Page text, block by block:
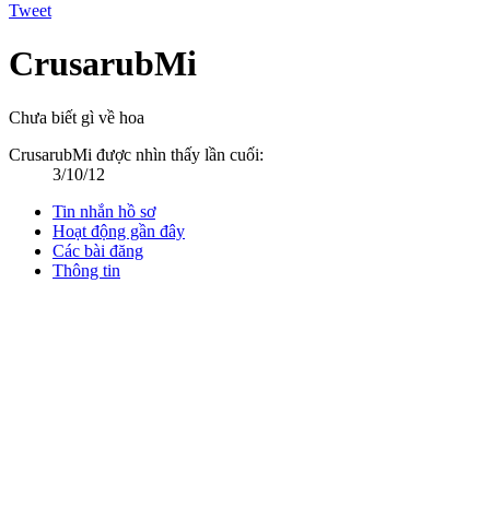
Tweet
CrusarubMi
Chưa biết gì về hoa
CrusarubMi được nhìn thấy lần cuối:
3/10/12
Tin nhắn hồ sơ
Hoạt động gần đây
Các bài đăng
Thông tin